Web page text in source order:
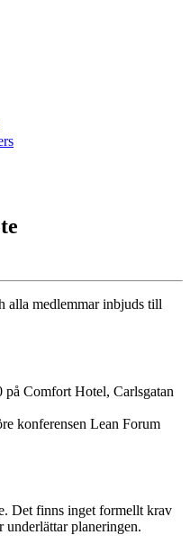
alla medlemmar inbjuds till
på Comfort Hotel, Carlsgatan
konferensen Lean Forum
Det finns inget formellt krav
underlättar planeringen.